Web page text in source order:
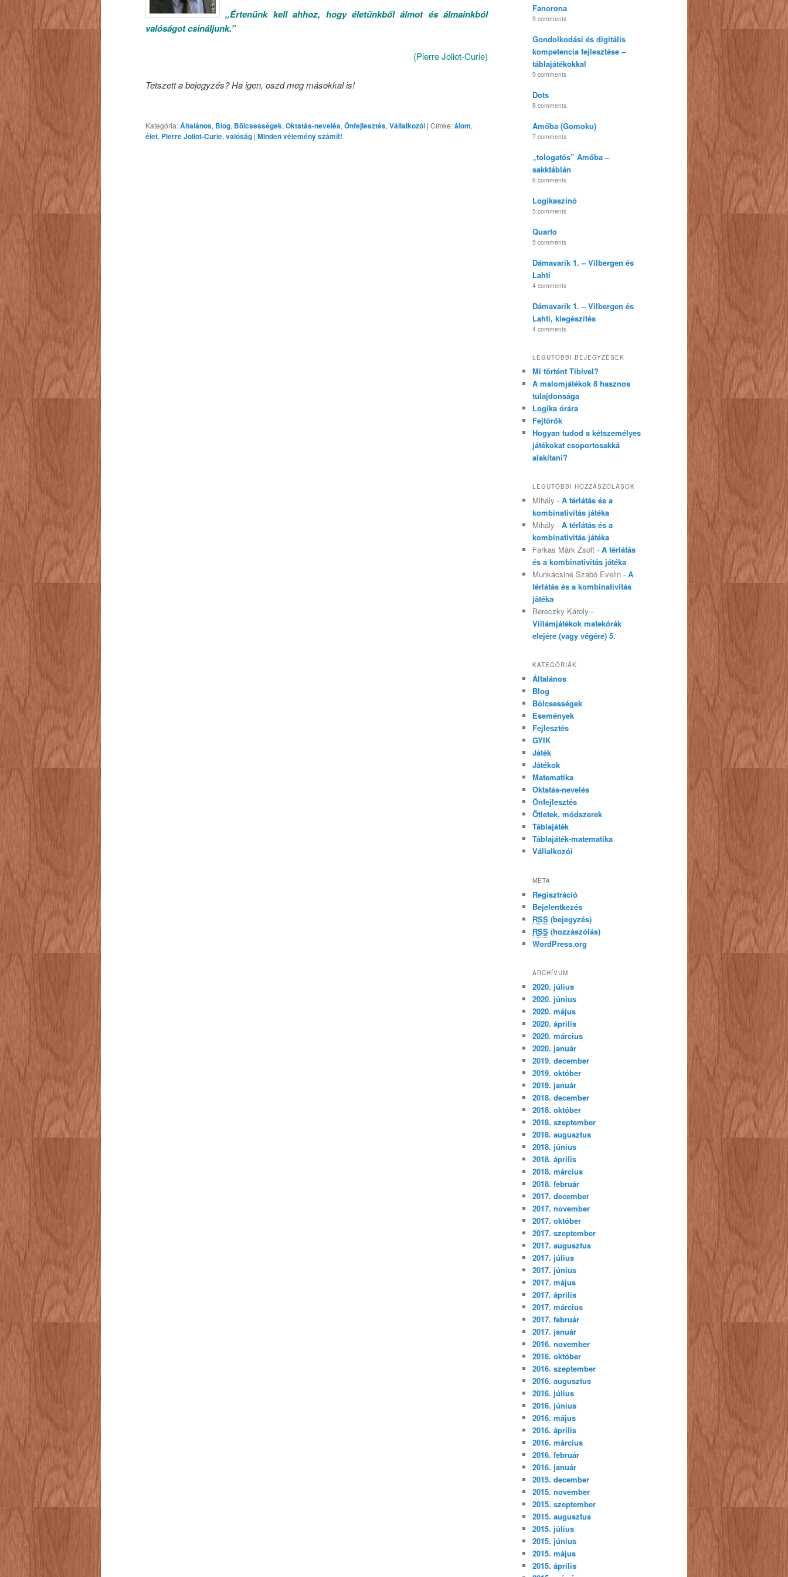
„Értenünk kell ahhoz, hogy életünkből álmot és álmainkból
valóságot csináljunk.”
(Pierre Joliot-Curie)
Tetszett a bejegyzés? Ha igen, oszd meg másokkal is!
Kategória:Általános, Blog, Bölcsességek, Oktatás-nevelés, Önfejlesztés, Vállalkozói | Címke:álom,
élet, Pierre Joliot-Curie, valóság | Minden vélemény számít!
Fanorona
9 comments
Gondolkodási és digitális
kompetencia fejlesztése –
táblajátékokkal
9 comments
Dots
8 comments
Amőba (Gomoku)
7 comments
„tologatós” Amőba –
sakktáblán
6 comments
Logikaszinó
5 comments
Quarto
5 comments
Dámavarik 1. – Vilbergen és
Lahti
4 comments
Dámavarik 1. – Vilbergen és
Lahti, kiegészítés
4 comments
LEGUTÓBBI BEJEGYZÉSEK
Mi történt Tibivel?
A malomjátékok 8 hasznos
tulajdonsága
Logika órára
Fejtörők
Hogyan tudod a kétszemélyes
játékokat csoportosakká
alakítani?
LEGUTÓBBI HOZZÁSZÓLÁSOK
Mihály - A térlátás és a
kombinativitás játéka
Mihály - A térlátás és a
kombinativitás játéka
Farkas Márk Zsolt - A térlátás
és a kombinativitás játéka
Munkácsiné Szabó Evelin - A
térlátás és a kombinativitás
játéka
Bereczky Károly -
Villámjátékok matekórák
elejére (vagy végére) 5.
KATEGÓRIÁK
Általános
Blog
Bölcsességek
Események
Fejlesztés
GYIK
Játék
Játékok
Matematika
Oktatás-nevelés
Önfejlesztés
Ötletek, módszerek
Táblajáték
Táblajáték-matematika
Vállalkozói
META
Regisztráció
Bejelentkezés
RSS (bejegyzés)
RSS (hozzászólás)
WordPress.org
ARCHÍVUM
2020. július
2020. június
2020. május
2020. április
2020. március
2020. január
2019. december
2019. október
2019. január
2018. december
2018. október
2018. szeptember
2018. augusztus
2018. június
2018. április
2018. március
2018. február
2017. december
2017. november
2017. október
2017. szeptember
2017. augusztus
2017. július
2017. június
2017. május
2017. április
2017. március
2017. február
2017. január
2016. november
2016. október
2016. szeptember
2016. augusztus
2016. július
2016. június
2016. május
2016. április
2016. március
2016. február
2016. január
2015. december
2015. november
2015. szeptember
2015. augusztus
2015. július
2015. június
2015. május
2015. április